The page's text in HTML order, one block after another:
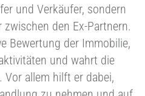
und Verkäufer, sondern
den Ex-Partnern.
Bewertung der Immobilie,
und wahrt die
Vor allem hilft er dabei,